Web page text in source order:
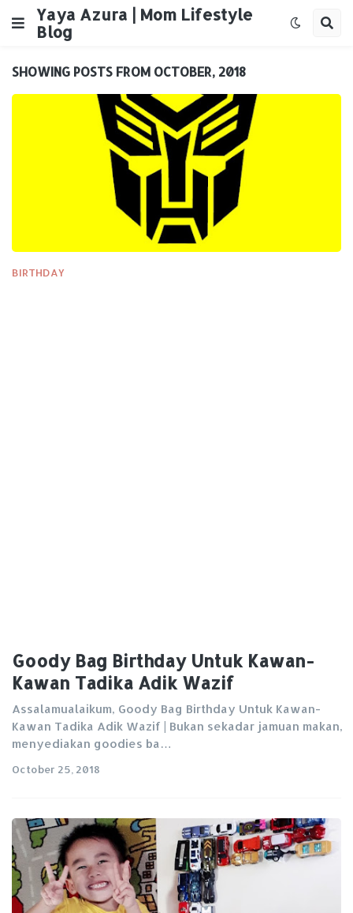
Yaya Azura | Mom Lifestyle
Blog
SHOWING POSTS FROM OCTOBER, 2018
BIRTHDAY
Goody Bag Birthday Untuk Kawan-
Kawan Tadika Adik Wazif
Assalamualaikum, Goody Bag Birthday Untuk Kawan-
Kawan Tadika Adik Wazif | Bukan sekadar jamuan makan,
menyediakan goodies ba…
October 25, 2018